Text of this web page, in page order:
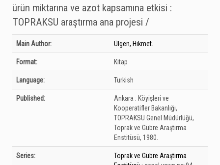
ürün miktarına ve azot kapsamına etkisi :
TOPRAKSU araştırma ana projesi /
Bibliographic Details
Main Author: Ülgen, Hikmet.
Format: Kitap
Language: Turkish
Published: Ankara : Köyişleri ve
Kooperatifler Bakanlığı,
TOPRAKSU Genel Müdürlüğü,
Toprak ve Gübre Araştırma
Enstitüsü, 1980.
Series:
Toprak ve Gübre Araştırma